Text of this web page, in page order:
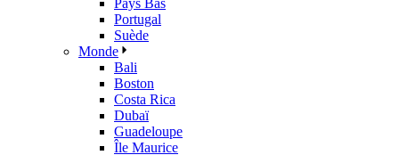
Portugal
Suède
Monde
Bali
Boston
Costa Rica
Dubaï
Guadeloupe
Île Maurice